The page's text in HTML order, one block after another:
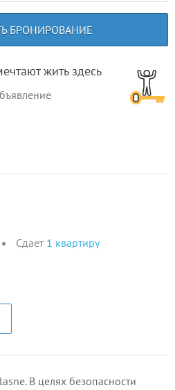
БРОНИРОВАНИЕ
жить здесь
Сдает 1 квартиру
В целях безопасности